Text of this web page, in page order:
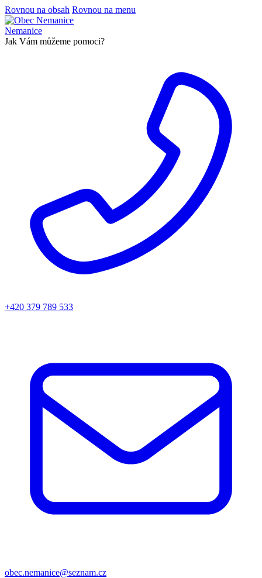
Rovnou na obsah Rovnou na menu
Nemanice
Jak Vám můžeme pomoci?
+420 379 789 533
obec.nemanice@seznam.cz